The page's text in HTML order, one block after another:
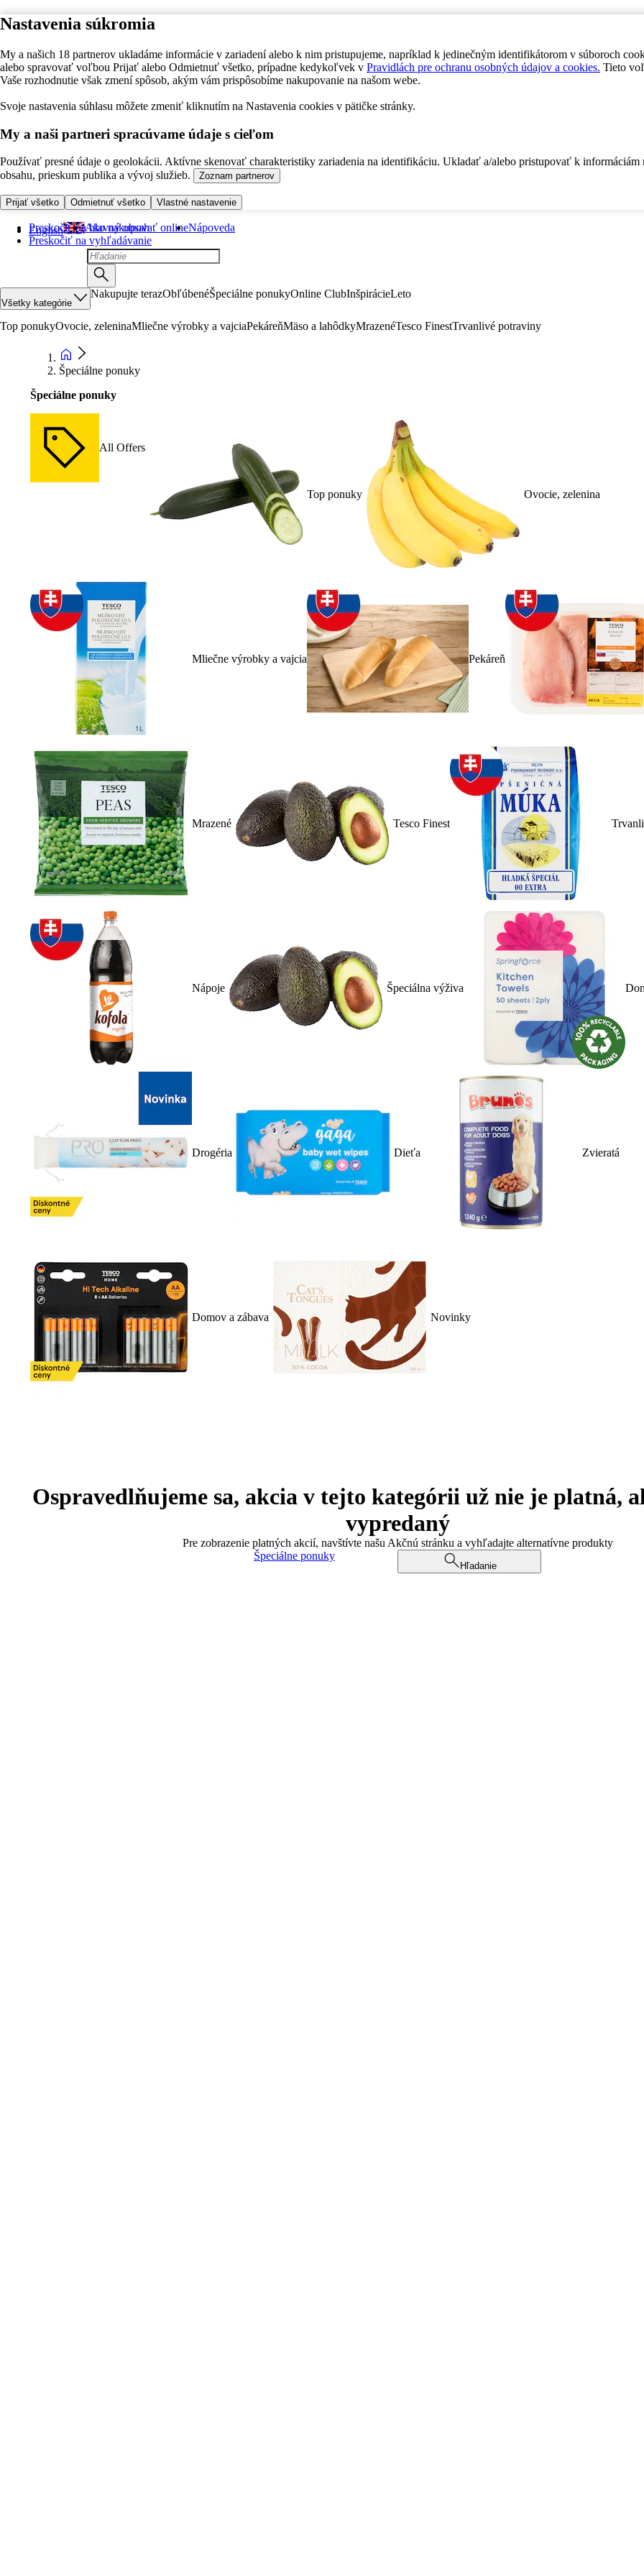
Nastavenia súkromia
My a našich 18 partnerov ukladáme informácie v zariadení alebo k nim pristupujeme, napríklad k jedinečným identifikátorom v súboroch
alebo spravovať voľbou Prijať alebo Odmietnuť všetko, prípadne kedykoľvek v Pravidlách pre ochranu osobných údajov a cookies. Tieto
Vaše rozhodnutie však zmení spôsob, akým vám prispôsobíme nakupovanie na našom webe.
Svoje nastavenia súhlasu môžete zmeniť kliknutím na Nastavenia cookies v pätičke stránky.
My a naši partneri spracúvame údaje s cieľom
Používať presné údaje o geolokácii. Aktívne skenovať charakteristiky zariadenia na identifikáciu. Ukladať a/alebo pristupovať k informáciám
obsahu, prieskum publika a vývoj služieb.
Zoznam partnerov
Prijať všetko Odmietnuť všetko Vlastné nastavenie
Preskočiť na hlavný obsah
Preskočiť na vyhľadávanie
English Ako nakupovať onlineNápoveda
Všetky kategórie
Nakupujte terazObľúbenéŠpeciálne ponukyOnline ClubInšpirácieLeto
Top ponukyOvocie, zeleninaMliečne výrobky a vajciaPekáreňMäso a lahôdkyMrazenéTesco FinestTrvanlivé potraviny
Špeciálne ponuky
Špeciálne ponuky
All Offers
Top ponuky Ovocie, zelenina
Mliečne výrobky a vajcia Pekáreň
Mrazené Tesco Finest
Nápoje Špeciálna výživa
Drogéria Dieťa Zvieratá
Domov a zábava Novinky
Ospravedlňujeme sa, akcia v tejto kategórii už nie je platná,
vypredaný
Pre zobrazenie platných akcií, navštívte našu Akčnú stránku a vyhľadajte alternatívne produkty
Špeciálne ponuky
Hľadanie